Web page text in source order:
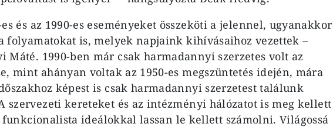
és az 1990-es eseményeket összeköti a jelennel, ugyanakkor
folyamatokat is, melyek napjaink kihívásaihoz vezettek –
Máté. 1990-ben már csak harmadannyi szerzetes volt az
mint ahányan voltak az 1950-es megszüntetés idején, mára
képest is csak harmadannyi szerzetest találunk
szervezeti kereteket és az intézményi hálózatot is meg kellett
ideálokkal lassan le kellett számolni. Világossá